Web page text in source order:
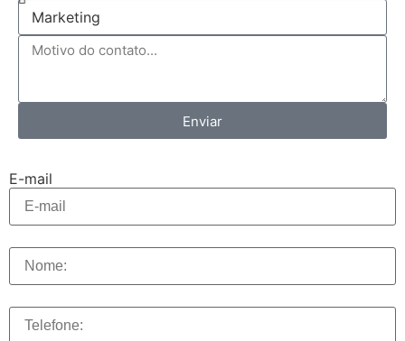
Enviar
E-mail